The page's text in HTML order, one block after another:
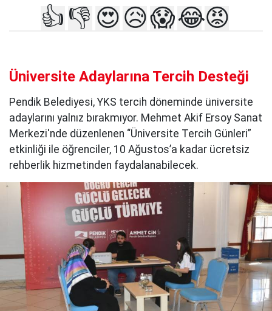
👍 👎 😍😥😱😂😡
Üniversite Adaylarına Tercih Desteği
Pendik Belediyesi, YKS tercih döneminde üniversite
adaylarını yalnız bırakmıyor. Mehmet Akif Ersoy Sanat
Merkezi'nde düzenlenen “Üniversite Tercih Günleri”
etkinliği ile öğrenciler, 10 Ağustos’a kadar ücretsiz
rehberlik hizmetinden faydalanabilecek.